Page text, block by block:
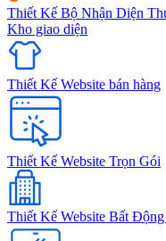
Thiết Kế Bộ Nhận Diện
Kho giao diện
Thiết Kế Website bán hàng
Thiết Kế Website Trọn Gói
Thiết Kế Website Bất Động